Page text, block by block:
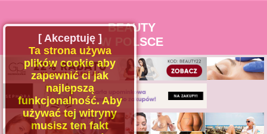
BEAUTY
W POLSCE
[ Akceptuję ]
Ta strona używa
plików cookie aby
zapewnić ci jak
najlepszą
funkcjonalność. Aby
używać tej witryny
musisz ten fakt